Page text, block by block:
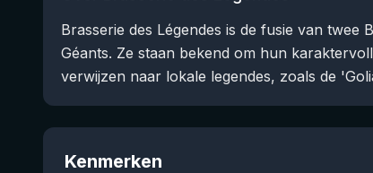
Brasserie des Légendes is de fusie van twee
Géants. Ze staan bekend om hun
verwijzen naar lokale legendes, zoals de
Kenmerken